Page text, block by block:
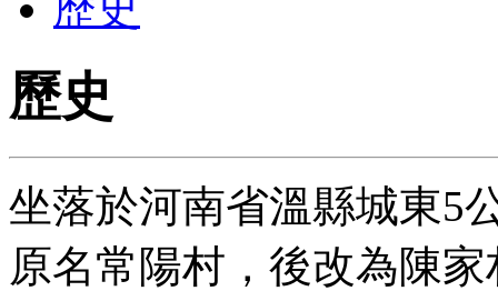
歷史
坐落於河南省溫縣城東5
原名常陽村，後改為陳家